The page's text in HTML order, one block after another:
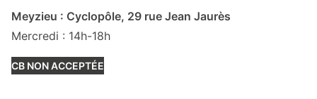
Meyzieu : Cyclopôle, 29 rue Jean Jaurès
Mercredi : 14h-18h
CB NON ACCEPTÉE